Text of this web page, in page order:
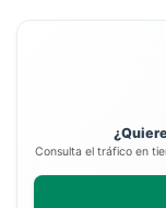
Consulta el tráfico en